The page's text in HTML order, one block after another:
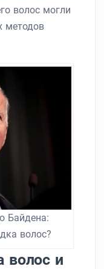
волос могли
методов
Байдена:
волос?
волос и